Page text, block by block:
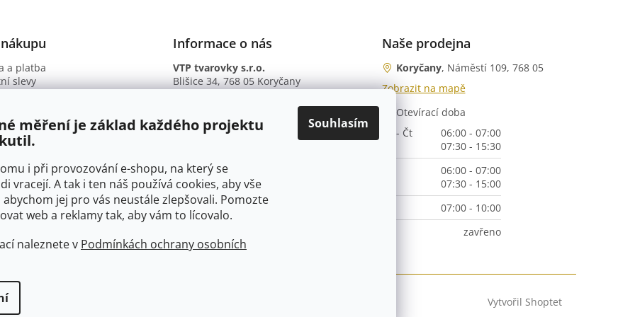
měření je základ každého projektu
i při provozování e-shopu, na který se
vracejí. A tak i ten náš používá cookies, aby vše
jej pro vás neustále zlepšovali. Pomozte
web a reklamy tak, aby vám to lícovalo.
naleznete v Podmínkách ochrany osobních
Souhlasím
a platba
slevy
ochrany osobních údajů
Informace o nás
VTP tvarovky s.r.o.
Blišice 34, 768 05 Koryčany
B. ú.: 2301934375/2010 (Fio banka)
Naše prodejna
Koryčany, Náměstí 109, 768 05
Zobrazit na mapě
Otevírací doba
Po - Čt
06:00 - 07:00
07:30 - 15:30
06:00 - 07:00
07:30 - 15:00
07:00 - 10:00
zavřeno
Vytvořil Shoptet